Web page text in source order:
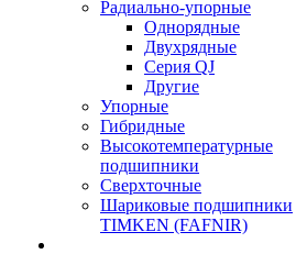
Радиально-упорные
Однорядные
Двухрядные
Серия QJ
Другие
Упорные
Гибридные
Высокотемпературные
подшипники
Сверхточные
Шариковые подшипники
TIMKEN (FAFNIR)